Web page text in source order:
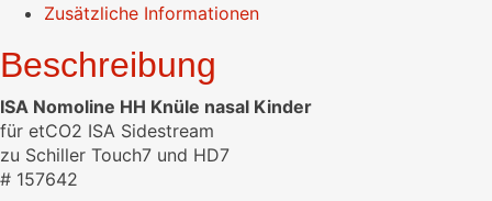
Zusätzliche Informationen
Beschreibung
ISA Nomoline HH Knüle nasal Kinder
für etCO2 ISA Sidestream
zu Schiller Touch7 und HD7
# 157642